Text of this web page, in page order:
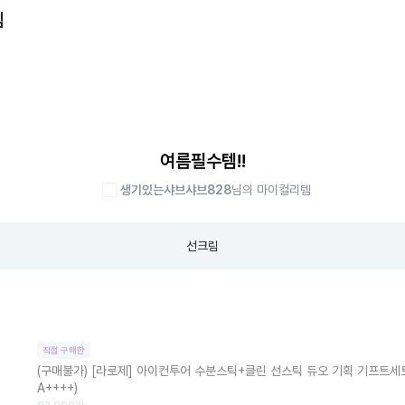
여름필수템!!
생기있는샤브샤브828님의 마이컬리템
선크림
직접 구매한
(구매불가) [라로제] 아이컨투어 수분스틱+클린 선스틱 듀오 기획 기프트
A++++)